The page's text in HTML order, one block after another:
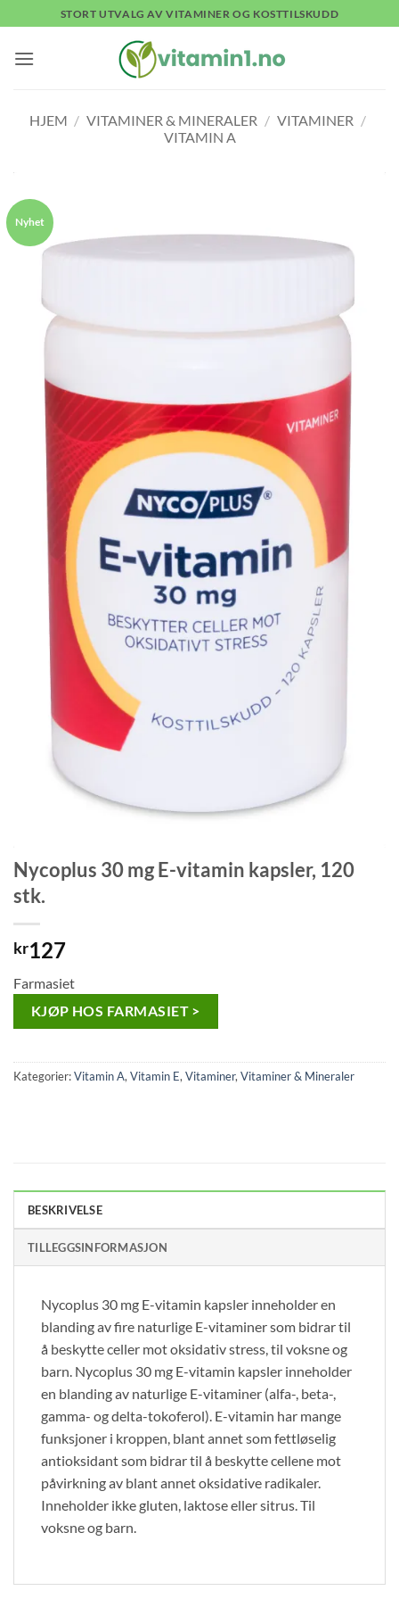
to
content
STORT UTVALG AV VITAMINER OG KOSTTILSKUDD
HJEM / VITAMINER & MINERALER / VITAMINER /
VITAMIN A
Nycoplus 30 mg E-vitamin kapsler, 120
stk.
kr127
Farmasiet
KJØP HOS FARMASIET >
Kategorier:Vitamin A, Vitamin E, Vitaminer, Vitaminer & Mineraler
BESKRIVELSE
TILLEGGSINFORMASJON
Nycoplus 30 mg E-vitamin kapsler inneholder en
blanding av fire naturlige E-vitaminer som bidrar til
å beskytte celler mot oksidativ stress, til voksne og
barn. Nycoplus 30 mg E-vitamin kapsler inneholder
en blanding av naturlige E-vitaminer (alfa-, beta-,
gamma- og delta-tokoferol). E-vitamin har mange
funksjoner i kroppen, blant annet som fettløselig
antioksidant som bidrar til å beskytte cellene mot
påvirkning av blant annet oksidative radikaler.
Inneholder ikke gluten, laktose eller sitrus. Til
voksne og barn.